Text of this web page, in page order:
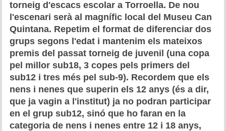
Historial del torneig Montgrí
Torneig de Nadal
Historial del torneig de Nadal
Torneig Social
Historial del torneig social
Torneig Llampec
torneig d'escacs escolar a Torroella. De nou
l'escenari serà al magnífic local del Museu Can
Quintana. Repetim el format de diferenciar dos
grups segons l'edat i mantenim els mateixos
premis del passat torneig de juvenil (una copa
pel millor sub18, 3 copes pels primers del
sub12 i tres més pel sub-9). Recordem que els
nens i nenes que superin els 12 anys (és a dir,
que ja vagin a l'institut) ja no podran participar
en el grup sub12, sinó que ho faran en la
categoria de nens i nenes entre 12 i 18 anys,